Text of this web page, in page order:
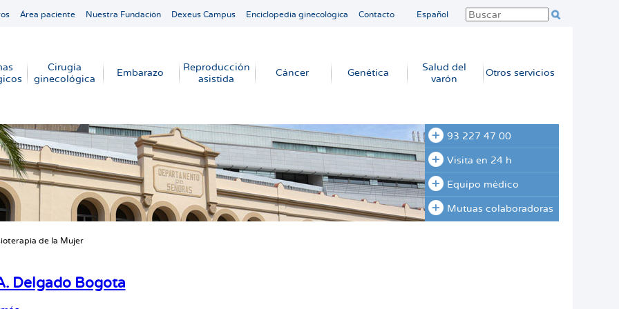
Área paciente Nuestra Fundación Dexeus Campus Enciclopedia ginecológica Contacto Español
Cirugía
ginecológica
Embarazo
Reproducción
asistida
Cáncer Genética
Salud del
varón
Otros servicios
93 227 47 00
Visita en 24 h
Equipo médico
Mutuas colaboradoras
de la Mujer
Delgado Bogota